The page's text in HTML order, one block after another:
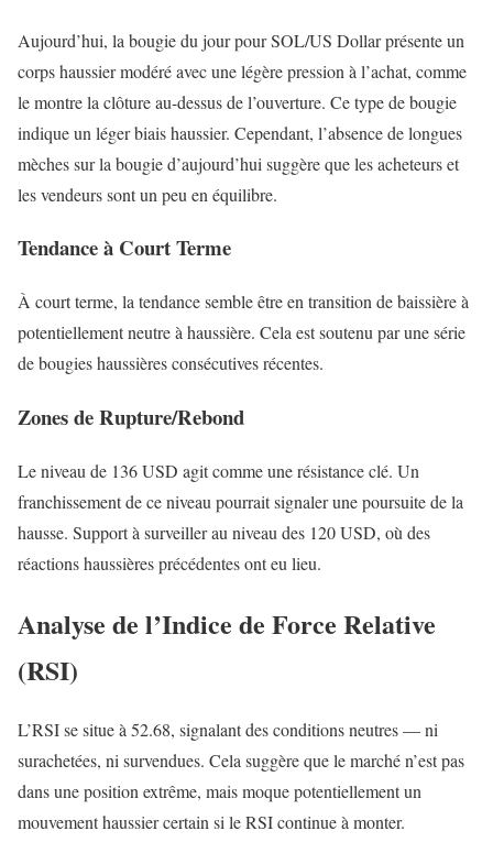
Aujourd’hui, la bougie du jour pour SOL/US Dollar présente un
corps haussier modéré avec une légère pression à l’achat, comme
le montre la clôture au-dessus de l’ouverture. Ce type de bougie
indique un léger biais haussier. Cependant, l’absence de longues
mèches sur la bougie d’aujourd’hui suggère que les acheteurs et
les vendeurs sont un peu en équilibre.
Tendance à Court Terme
À court terme, la tendance semble être en transition de baissière à
potentiellement neutre à haussière. Cela est soutenu par une série
de bougies haussières consécutives récentes.
Zones de Rupture/Rebond
Le niveau de 136 USD agit comme une résistance clé. Un
franchissement de ce niveau pourrait signaler une poursuite de la
hausse. Support à surveiller au niveau des 120 USD, où des
réactions haussières précédentes ont eu lieu.
Analyse de l’Indice de Force Relative
(RSI)
L’RSI se situe à 52.68, signalant des conditions neutres — ni
surachetées, ni survendues. Cela suggère que le marché n’est pas
dans une position extrême, mais moque potentiellement un
mouvement haussier certain si le RSI continue à monter.